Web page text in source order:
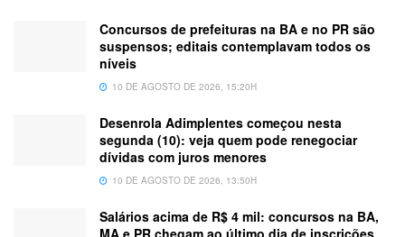
Concursos de prefeituras na BA e no PR são
suspensos; editais contemplavam todos os
níveis
10 DE AGOSTO DE 2026, 15:20H
Desenrola Adimplentes começou nesta
segunda (10): veja quem pode renegociar
dívidas com juros menores
10 DE AGOSTO DE 2026, 13:50H
Salários acima de R$ 4 mil: concursos na BA,
MA e PR chegam ao último dia de inscrições